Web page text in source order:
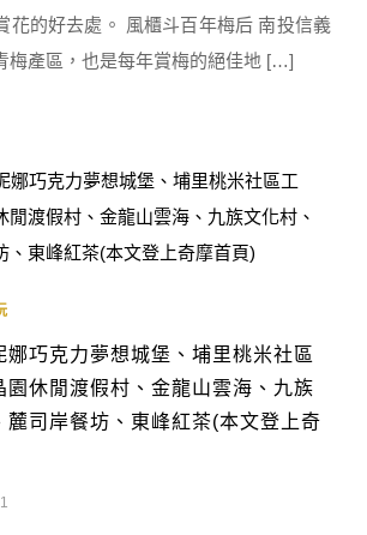
花的好去處。 風櫃斗百年梅后 南投信義
梅產區，也是每年賞梅的絕佳地 […]
娜巧克力夢想城堡、埔里桃米社區
園休閒渡假村、金龍山雲海、九族
麓司岸餐坊、東峰紅茶(本文登上奇